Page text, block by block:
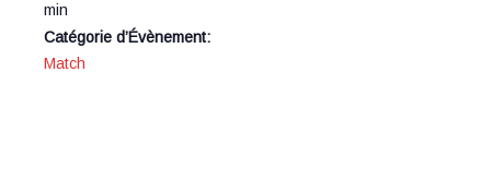
min
Catégorie d’Évènement:
Match